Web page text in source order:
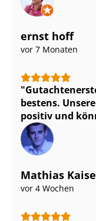
ernst hoff
vor 7 Monaten
bestens.
positiv und
Mathias
vor 4 Wochen